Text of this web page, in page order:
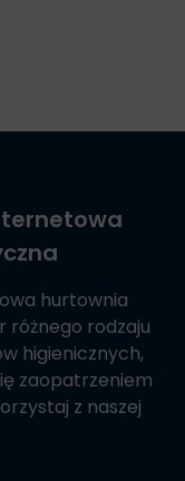
hurtownia
różnego rodzaju
higienicznych,
zaopatrzeniem
z naszej